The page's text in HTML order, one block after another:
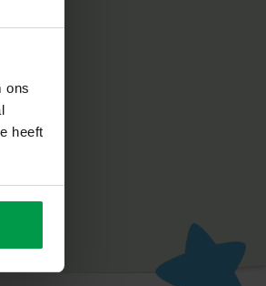
ons
heeft
knutselend nieuwe vaardigheden.
op een speelse manier.